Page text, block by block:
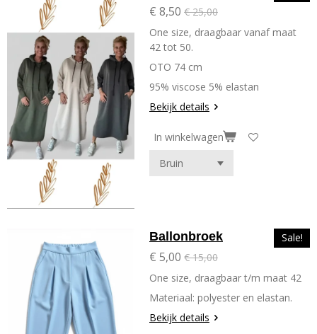
€ 8,50 € 25,00
One size, draagbaar vanaf maat
42 tot 50.
OTO 74 cm
95% viscose 5% elastan
Bekijk details
In winkelwagen
Sale!
Ballonbroek
€ 5,00 € 15,00
One size, draagbaar t/m maat 42
Materiaal: polyester en elastan.
Bekijk details